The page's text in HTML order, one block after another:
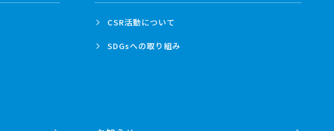
CSR活動について
SDGsへの取り組み